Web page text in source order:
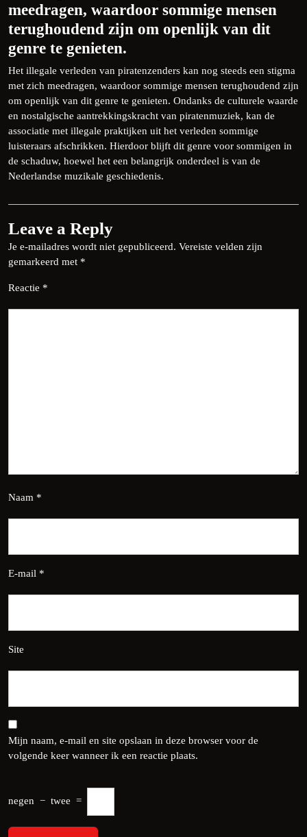
meedragen, waardoor sommige mensen
terughoudend zijn om openlijk van dit
genre te genieten.
Het illegale verleden van piratenzenders kan nog steeds een stigma
met zich meedragen, waardoor sommige mensen terughoudend zijn
om openlijk van dit genre te genieten. Ondanks de culturele waarde
en nostalgische aantrekkingskracht van piratenmuziek, kan de
associatie met illegale praktijken uit het verleden sommige
luisteraars afschrikken. Hierdoor blijft dit genre voor sommigen in
de schaduw, hoewel het een belangrijk onderdeel is van de
Nederlandse muzikale geschiedenis.
Leave a Reply
Je e-mailadres wordt niet gepubliceerd. Vereiste velden zijn
gemarkeerd met *
Reactie *
Naam *
E-mail *
Site
Mijn naam, e-mail en site opslaan in deze browser voor de
volgende keer wanneer ik een reactie plaats.
negen − twee =